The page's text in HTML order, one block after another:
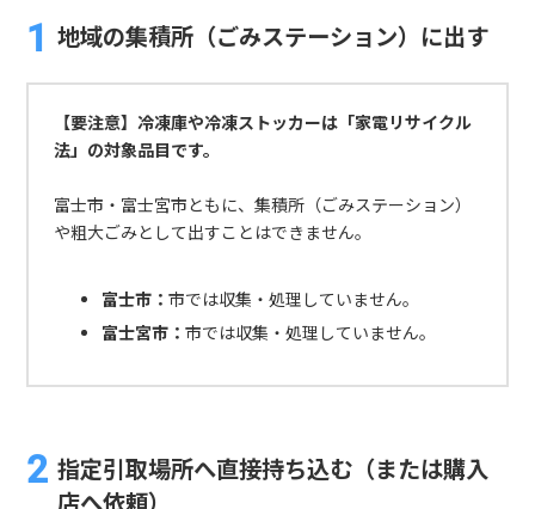
地域の集積所（ごみステーション）に出す
【要注意】冷凍庫や冷凍ストッカーは「家電リサイクル
法」の対象品目です。
富士市・富士宮市ともに、集積所（ごみステーション）
や粗大ごみとして出すことはできません。
富士市：市では収集・処理していません。
富士宮市：市では収集・処理していません。
指定引取場所へ直接持ち込む（または購入